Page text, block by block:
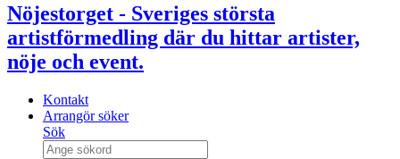
Nöjestorget - Sveriges största
artistförmedling där du hittar artister,
nöje och event.
Kontakt
Arrangör söker
Sök